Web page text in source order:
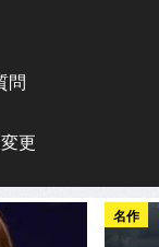
問
更
名作